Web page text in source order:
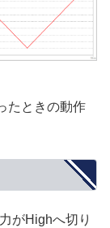
たときの動作
がHighへ切り